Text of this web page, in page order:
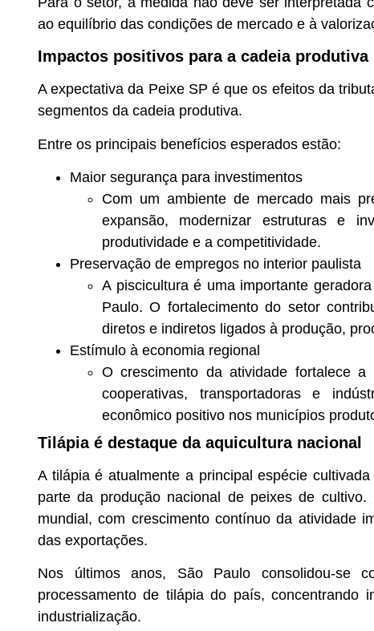
ao equilíbrio das condições de mercado e à
Impactos positivos para a cadeia produtiva
A expectativa da Peixe SP é que os efeitos da
segmentos da cadeia produtiva.
Entre os principais benefícios esperados estão:
Maior segurança para investimentos
Com um ambiente de mercado mais
expansão, modernizar estruturas e
produtividade e a competitividade.
Preservação de empregos no interior paulista
A piscicultura é uma importante
Paulo. O fortalecimento do setor
diretos e indiretos ligados à produção,
Estímulo à economia regional
O crescimento da atividade fortalece a
cooperativas, transportadoras e
econômico positivo nos municípios
Tilápia é destaque da aquicultura nacional
A tilápia é atualmente a principal espécie
parte da produção nacional de peixes de
mundial, com crescimento contínuo da atividade
das exportações.
Nos últimos anos, São Paulo consolidou-se
processamento de tilápia do país, concentrando
industrialização.